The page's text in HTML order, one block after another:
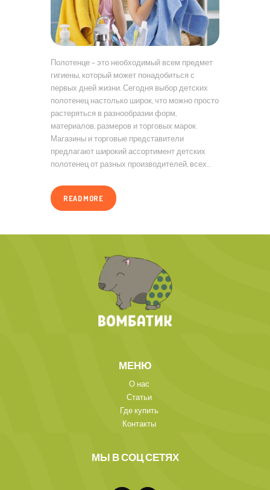
Полотенце – это необходимый всем предмет
гигиены, который может понадобиться с
первых дней жизни. Сегодня выбор детских
полотенец настолько широк, что можно просто
растеряться в разнообразии форм,
материалов, размеров и торговых марок.
Магазины и торговые представители
предлагают широкий ассортимент детских
полотенец от разных производителей, всех…
READ MORE
МЕНЮ
О нас
Статьи
Где купить
Контакты
МЫ В СОЦ СЕТЯХ